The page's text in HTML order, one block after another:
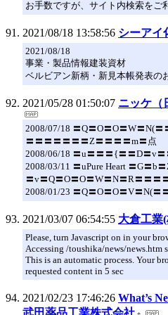
お手数ですが、サイト内検索をご
2021/08/18 13:58:56 シーアイ
2021/08/18
事業・製品情報建装資材
ベルビアン新柄・新見本帳発表の
2021/05/28 01:50:07 ニッケ（
2008/07/18 〓Q〓O〓O〓W〓N(〓
〓〓〓〓〓〓〓Z〓〓〓〓m〓点
2008/06/18 〓u〓〓〓{〓〓D〓v
2008/03/11 〓uPure Heart 〓G〓b
〓v〓Q〓O〓O〓W〓N〓R〓〓〓
2008/01/23 〓Q〓O〓O〓V〓N(〓
2021/03/07 06:54:55 大倉工業
Please, turn Javascript on in your
Accessing /toushika/news/news.htm
This is an automatic process. Your
requested content in 5 sec
2021/02/23 17:46:26 What’s
武田薬品工業株式会社